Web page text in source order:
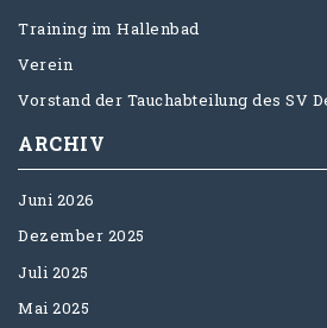
Training im Hallenbad
Verein
Vorstand der Tauchabteilung des SV
ARCHIV
Juni 2026
Dezember 2025
Juli 2025
Mai 2025